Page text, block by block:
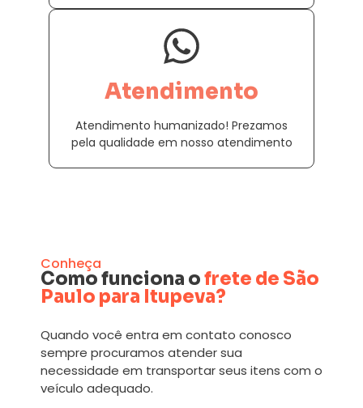
Atendimento
Atendimento humanizado! Prezamos
pela qualidade em nosso atendimento
Conheça
Como funciona ofrete de São
Paulo para Itupeva?
Quando você entra em contato conosco
sempre procuramos atender sua
necessidade em transportar seus itens com o
veículo adequado.